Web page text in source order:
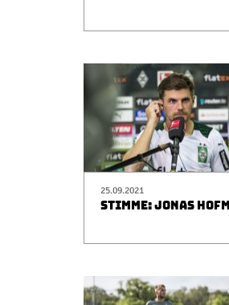
25.09.2021
STIMME: JONAS